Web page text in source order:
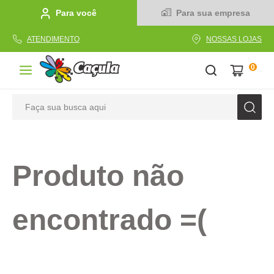
Para você Para sua empresa
ATENDIMENTO NOSSAS LOJAS
0
Produto não
encontrado =(
2º linha
4º tecido